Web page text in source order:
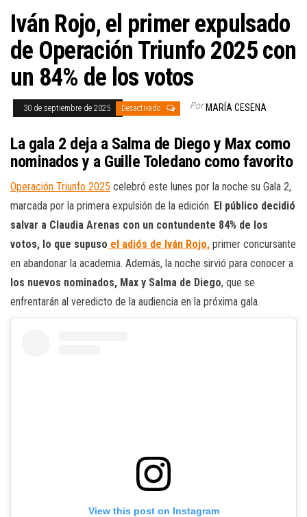
Iván Rojo, el primer expulsado
de Operación Triunfo 2025 con
un 84% de los votos
30 de septiembre de 2025 Desactivado Por MARÍA CESENA
La gala 2 deja a Salma de Diego y Max como
nominados y a Guille Toledano como favorito
Operación Triunfo 2025 celebró este lunes por la noche su Gala 2,
marcada por la primera expulsión de la edición. El público decidió
salvar a Claudia Arenas con un contundente 84% de los
votos, lo que supuso el adiós de Iván Rojo, primer concursante
en abandonar la academia. Además, la noche sirvió para conocer a
los nuevos nominados, Max y Salma de Diego, que se
enfrentarán al veredicto de la audiencia en la próxima gala.
View this post on Instagram